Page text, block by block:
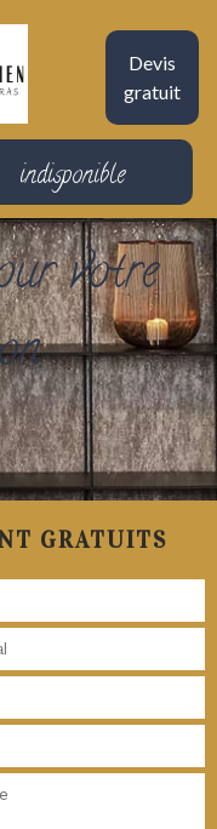
Devis
gratuit
indisponible
votre
GRATUITS